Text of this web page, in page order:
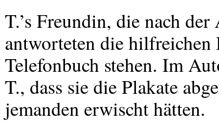
T.’s Freundin, die nach
antworteten die
Telefonbuch stehen. Im
T., dass sie die Plakate
jemanden erwischt hätten.